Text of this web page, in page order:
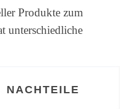
Produkte zum
unterschiedliche
NACHTEILE